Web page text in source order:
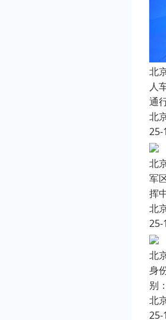
北
人
通
北
25-
北
军
挥
北
25-
北
身
别
北
25-